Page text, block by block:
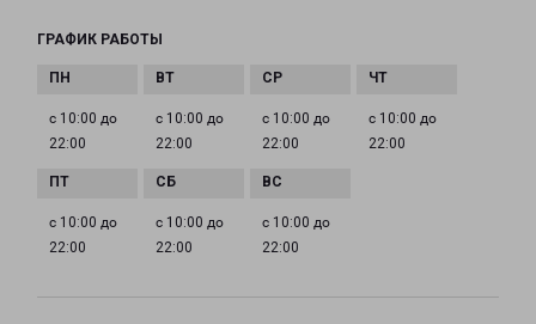
ГРАФИК РАБОТЫ
с 10:00 до
22:00
с 10:00 до
22:00
с 10:00 до
22:00
с 10:00 до
22:00
с 10:00 до
22:00
с 10:00 до
22:00
с 10:00 до
22:00